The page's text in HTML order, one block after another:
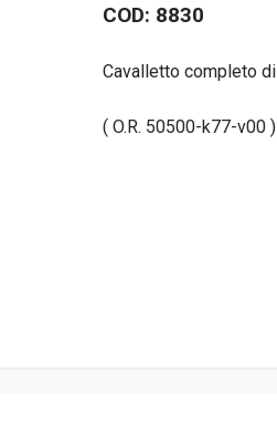
COD: 8830
Cavalletto completo
( O.R. 50500-k77-v00 )